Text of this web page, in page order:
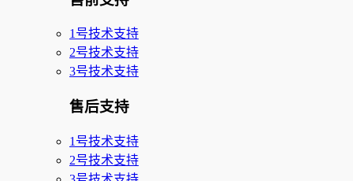
1号技术支持
2号技术支持
3号技术支持
售后支持
1号技术支持
2号技术支持